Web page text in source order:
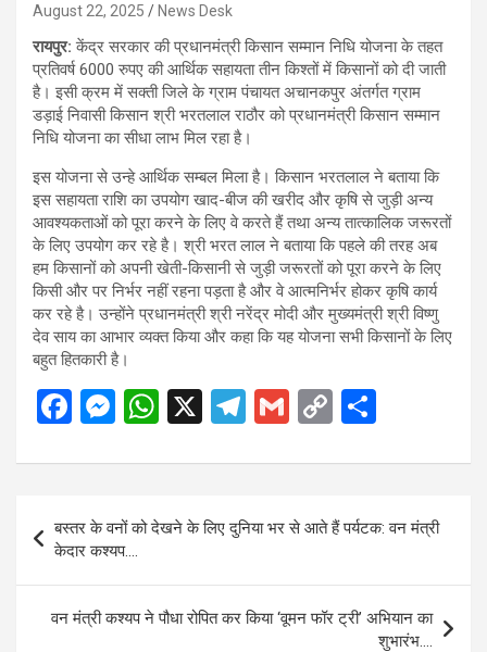
August 22, 2025 News Desk
रायपुर:केंद्र सरकार की प्रधानमंत्री किसान सम्मान निधि योजना के तहत
प्रतिवर्ष 6000 रुपए की आर्थिक सहायता तीन किश्तों में किसानों को दी जाती
है। इसी क्रम में सक्ती जिले के ग्राम पंचायत अचानकपुर अंतर्गत ग्राम
डड़ाई निवासी किसान श्री भरतलाल राठौर को प्रधानमंत्री किसान सम्मान
निधि योजना का सीधा लाभ मिल रहा है।
इस योजना से उन्हे आर्थिक सम्बल मिला है। किसान भरतलाल ने बताया कि
इस सहायता राशि का उपयोग खाद-बीज की खरीद और कृषि से जुड़ी अन्य
आवश्यकताओं को पूरा करने के लिए वे करते हैं तथा अन्य तात्कालिक जरूरतों
के लिए उपयोग कर रहे है। श्री भरत लाल ने बताया कि पहले की तरह अब
हम किसानों को अपनी खेती-किसानी से जुड़ी जरूरतों को पूरा करने के लिए
किसी और पर निर्भर नहीं रहना पड़ता है और वे आत्मनिर्भर होकर कृषि कार्य
कर रहे है। उन्होंने प्रधानमंत्री श्री नरेंद्र मोदी और मुख्यमंत्री श्री विष्णु
देव साय का आभार व्यक्त किया और कहा कि यह योजना सभी किसानों के लिए
बहुत हितकारी है।
F
ce
o
o
k
M
se
n
g
er
W
at
s
A
p
p
X
T
e
gr
a
m
G
ail
C
py
Li
n
k
ar
navigation
बस्तर के वनों को देखने के लिए दुनिया भर से आते हैं पर्यटक: वन मंत्री
केदार कश्यप….
वन मंत्री कश्यप ने पौधा रोपित कर किया ‘वूमन फॉर ट्री’ अभियान का
शुभारंभ….